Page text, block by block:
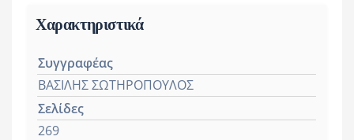
Χαρακτηριστικά
Συγγραφέας
ΒΑΣΙΛΗΣ ΣΩΤΗΡΟΠΟΥΛΟΣ
Σελίδες
269